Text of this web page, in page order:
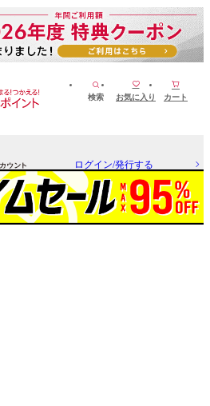
検索 お気に入り カート
ログイン/発行する